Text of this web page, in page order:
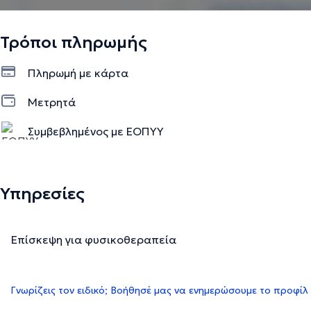
Τρόποι πληρωμής
Πληρωμή με κάρτα
Μετρητά
Συμβεβλημένος με ΕΟΠΥΥ
Υπηρεσίες
Επίσκεψη για φυσικοθεραπεία
Γνωρίζεις τον ειδικό; Βοήθησέ μας να ενημερώσουμε το προφίλ